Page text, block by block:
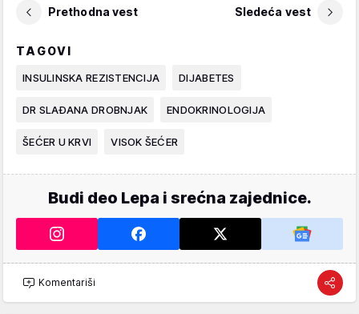
Prethodna vest Sledeća vest
TAGOVI
INSULINSKA REZISTENCIJA DIJABETES
DR SLAĐANA DROBNJAK ENDOKRINOLOGIJA
ŠEĆER U KRVI VISOK ŠEĆER
Budi deo Lepa i srećna zajednice.
Komentariši